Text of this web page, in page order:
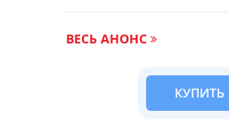
ВЕСЬ АНОНС
КУПИТЬ